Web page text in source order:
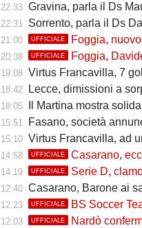
22:33 Gravina, parla il Ds
22:31 Sorrento, parla il Ds
21:00 UFFICIALE Foggia,
20:38 UFFICIALE Foggia,
19:08 Virtus Francavilla, 7
18:42 Lecce, dimissioni a
18:05 Il Martina mostra
15:51 Fasano, società
15:10 Virtus Francavilla, ad
14:58 UFFICIALE Casarano,
14:19 UFFICIALE Serie D,
12:40 Casarano, Barone ai
12:23 UFFICIALE BS Soccer
12:03 UFFICIALE Nardò